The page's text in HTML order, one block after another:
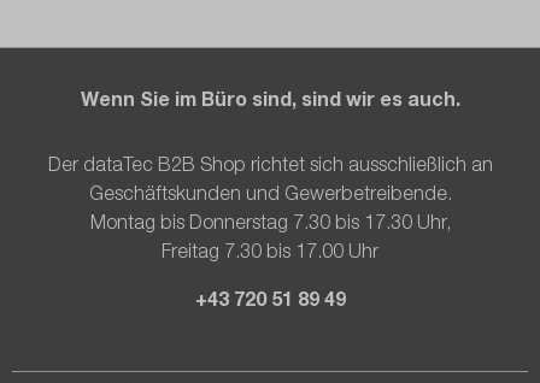
Wenn Sie im Büro sind, sind wir es auch.
Der dataTec B2B Shop richtet sich ausschließlich an
Geschäftskunden und Gewerbetreibende.
Montag bis Donnerstag 7.30 bis 17.30 Uhr,
Freitag 7.30 bis 17.00 Uhr
+43 720 51 89 49